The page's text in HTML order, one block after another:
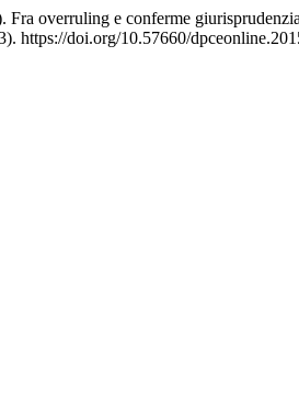
Fra overruling e conferme
https://doi.org/10.57660/